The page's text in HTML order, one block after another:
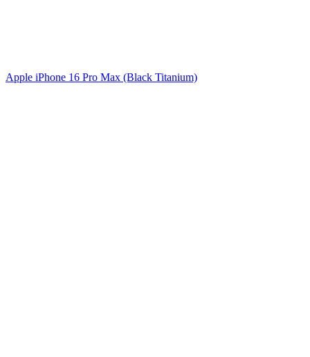
Apple iPhone 16 Pro Max (Black Titanium)